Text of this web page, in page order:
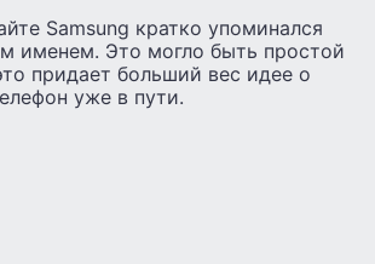
Samsung кратко упоминался
именем. Это могло быть простой
придает больший вес идее о
уже в пути.